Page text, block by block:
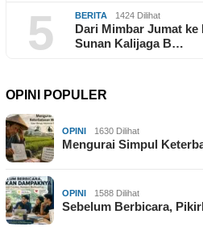
5 BERITA 1424 Dilihat
Dari Mimbar Jumat ke
Sunan Kalijaga B…
OPINI POPULER
OPINI 1630 Dilihat
Mengurai Simpul
OPINI 1588 Dilihat
Sebelum Berbicara,